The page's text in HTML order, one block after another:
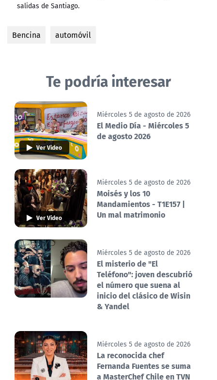
salidas de Santiago.
Bencina automóvil
Te podría interesar
Ver Video
Miércoles 5 de agosto de 2026
El Medio Día - Miércoles 5
de agosto 2026
Ver Video
Miércoles 5 de agosto de 2026
Moisés y los 10
Mandamientos - T1E157 |
Un mal matrimonio
Miércoles 5 de agosto de 2026
El misterio de "El
Teléfono": joven descubrió
el número que suena al
inicio del clásico de Wisin
& Yandel
Miércoles 5 de agosto de 2026
La reconocida chef
Fernanda Fuentes se suma
a MasterChef Chile en TVN